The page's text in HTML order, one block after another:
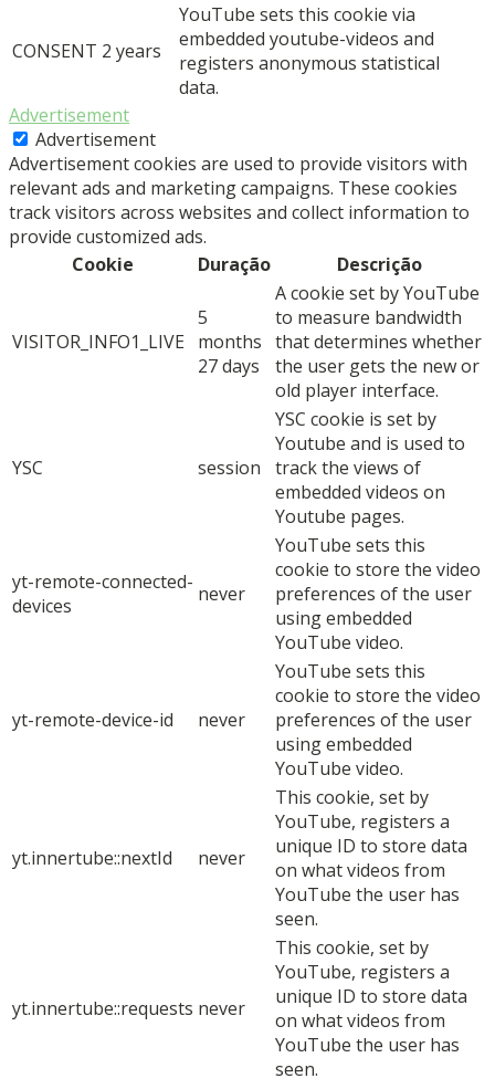
CONSENT 2 years
YouTube sets this cookie via
embedded youtube-videos and
registers anonymous statistical
data.
Advertisement
Advertisement
Advertisement cookies are used to provide visitors with
relevant ads and marketing campaigns. These cookies
track visitors across websites and collect information to
provide customized ads.
Cookie
Duração Descrição
VISITOR_INFO1_LIVE
5
months
27 days
A cookie set by YouTube
to measure bandwidth
that determines whether
the user gets the new or
old player interface.
YSC session
YSC cookie is set by
Youtube and is used to
track the views of
embedded videos on
Youtube pages.
yt-remote-connected-
devices
never
YouTube sets this
cookie to store the video
preferences of the user
using embedded
YouTube video.
yt-remote-device-id never
YouTube sets this
cookie to store the video
preferences of the user
using embedded
YouTube video.
yt.innertube::nextId never
This cookie, set by
YouTube, registers a
unique ID to store data
on what videos from
YouTube the user has
seen.
yt.innertube::requests never
This cookie, set by
YouTube, registers a
unique ID to store data
on what videos from
YouTube the user has
seen.